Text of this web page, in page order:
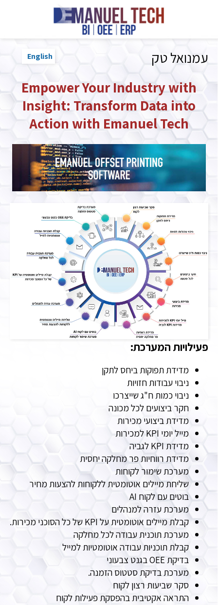
English
עמנואל טק
Empower Your Industry with
Insight: Transform Data into
Action with Emanuel Tech
פעילויות המערכת:
מדידת תפוקות ביחס לתקן
ניבוי עבודות חזויות
ניבוי כמות ח"ג שייצרכו
חקר ביצועים לכל מכונה
מדידת ביצועי מכירות
מייל יומי KPI למכירות
מדידת KPI לגביה
מדידת רווחיות פר מחלקה יחסית
מערכת שימור לקוחות
שליחת מיילים אוטומטית ללקוחות להצעות מחיר
בוטים עם לקוח AI
מערכת עזרה למנהלים
קבלת מיילים אוטומטית על KPI של כל הסוכני מכירות.
מערכת תוכנית עבודה לכל מחלקה
קבלת תוכניות עבודה אוטומטיות למייל
בדיקת OEE בגנט צבעוני
מערכת בדיקת סטטוס הזמנה.
סקר שביעות רצון לקוח
התראה אקטיבית בהפסקת פעילות לקוח